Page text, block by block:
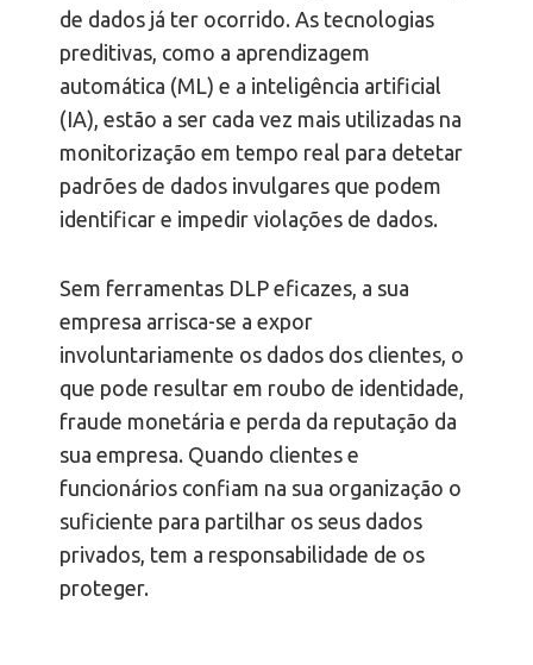
de dados já ter ocorrido. As tecnologias
preditivas, como a aprendizagem
automática (ML) e a inteligência artificial
(IA), estão a ser cada vez mais utilizadas na
monitorização em tempo real para detetar
padrões de dados invulgares que podem
identificar e impedir violações de dados.
Sem ferramentas DLP eficazes, a sua
empresa arrisca-se a expor
involuntariamente os dados dos clientes, o
que pode resultar em roubo de identidade,
fraude monetária e perda da reputação da
sua empresa. Quando clientes e
funcionários confiam na sua organização o
suficiente para partilhar os seus dados
privados, tem a responsabilidade de os
proteger.